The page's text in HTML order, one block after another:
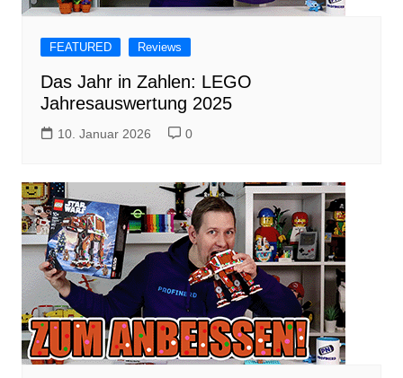
FEATURED Reviews
Das Jahr in Zahlen: LEGO
Jahresauswertung 2025
10. Januar 2026 0